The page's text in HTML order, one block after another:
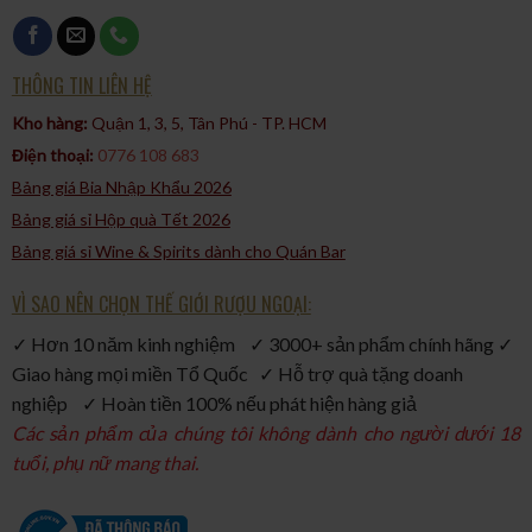
Glenfiddich.
THÔNG TIN LIÊN HỆ
Kho hàng: Quận 1, 3, 5, Tân Phú - TP. HCM​
Điện thoại: 0776 108 683
Bảng giá Bia Nhập Khẩu 2026
Bảng giá sỉ Hộp quà Tết 2026
Bảng giá sỉ Wine & Spirits dành cho Quán Bar
VÌ SAO NÊN CHỌN THẾ GIỚI RƯỢU NGOẠI:
✓ Hơn 10 năm kinh nghiệm ✓ 3000+ sản phẩm chính hãng ✓
Giao hàng mọi miền Tổ Quốc ✓ Hỗ trợ quà tặng doanh
nghiệp ✓ Hoàn tiền 100% nếu phát hiện hàng giả
Các sản phẩm của chúng tôi không dành cho người dưới 18
tuổi, phụ nữ mang thai.